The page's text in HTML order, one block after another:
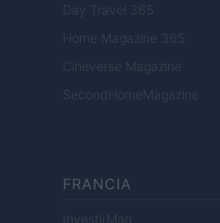
Day Travel 365
Home Magazine 365
Cineverse Magazine
SecondHomeMagazine
FRANCIA
InvestirMag